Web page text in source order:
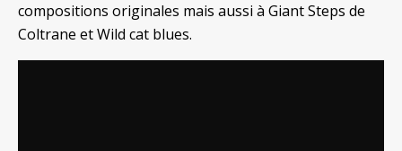
compositions originales mais aussi à Giant Steps de
Coltrane et Wild cat blues.